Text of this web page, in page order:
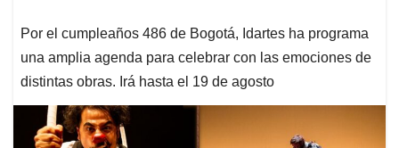
Por el cumpleaños 486 de Bogotá, Idartes ha programa
una amplia agenda para celebrar con las emociones de
distintas obras. Irá hasta el 19 de agosto